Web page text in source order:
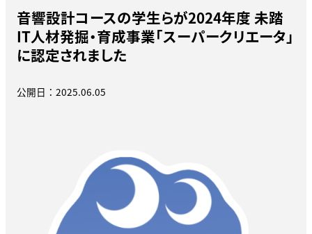
音響設計コースの学生らが2024年度 未踏
IT人材発掘・育成事業「スーパークリエータ」
に認定されました
公開日：2025.06.05